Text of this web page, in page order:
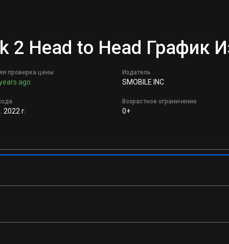
2 Head to Head График
проверка цены
ago
2022 г.
Издатель
SMOBILE INC
Возрастное ограничение
0+